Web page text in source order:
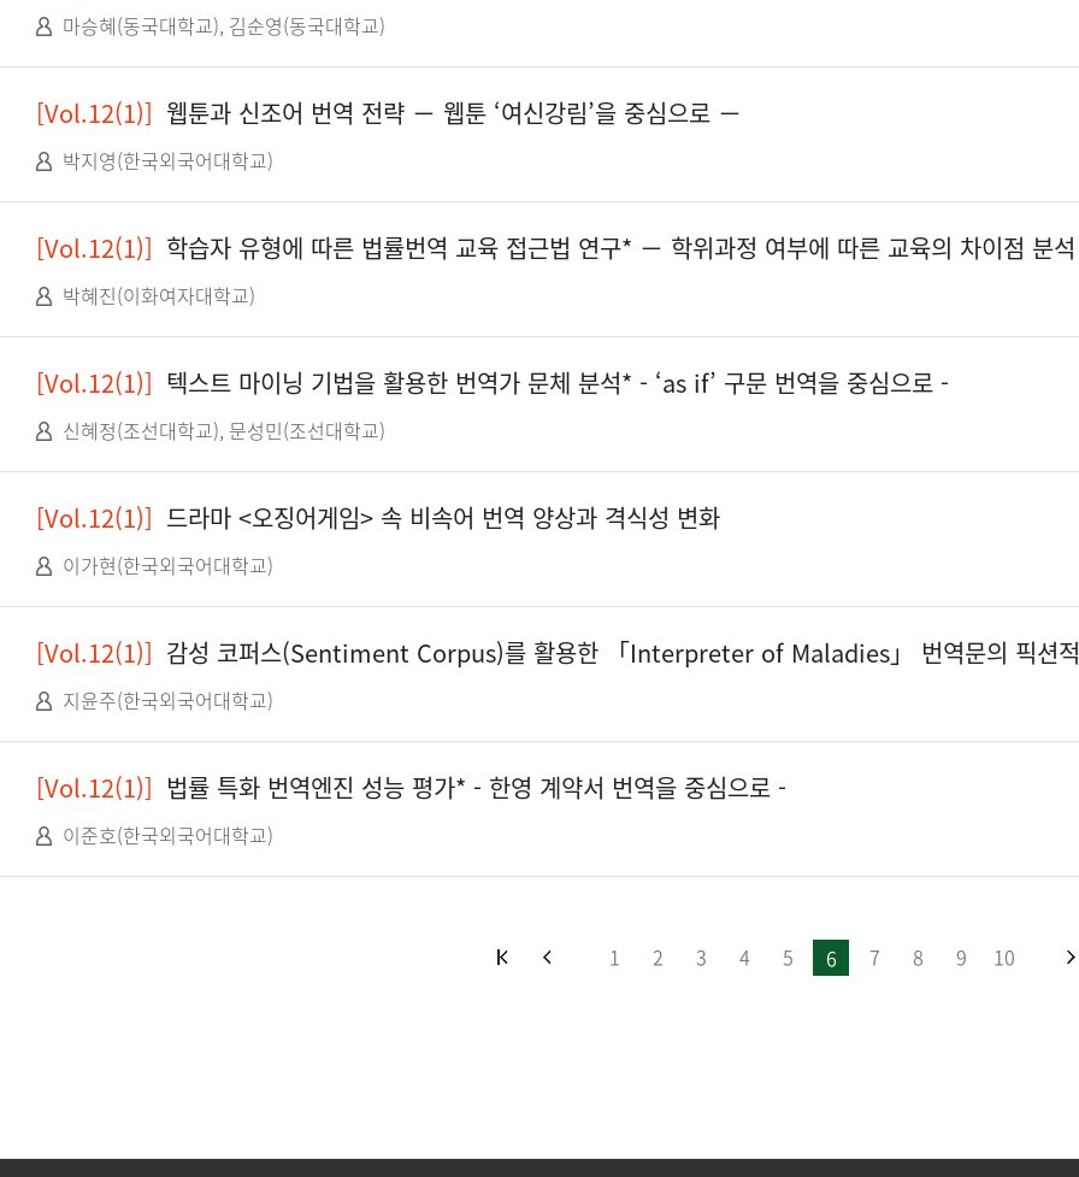
마승혜(동국대학교), 김순영(동국대학교)
[Vol.12(1)] 웹툰과 신조어 번역 전략 － 웹툰 ‘여신강림’을 중심으로 －
박지영(한국외국어대학교)
[Vol.12(1)] 학습자 유형에 따른 법률번역 교육 접근법 연구* － 학위과정 여부에 따른 교육의 차이점 분
박혜진(이화여자대학교)
[Vol.12(1)] 텍스트 마이닝 기법을 활용한 번역가 문체 분석* - ‘as if’ 구문 번역을 중심으로 -
신혜정(조선대학교), 문성민(조선대학교)
[Vol.12(1)] 드라마 <오징어게임> 속 비속어 번역 양상과 격식성 변화
이가현(한국외국어대학교)
[Vol.12(1)] 감성 코퍼스(Sentiment Corpus)를 활용한 「Interpreter of Maladies」 번역문의 픽션적 전환(Fictional turn) 연구
지윤주(한국외국어대학교)
[Vol.12(1)] 법률 특화 번역엔진 성능 평가* - 한영 계약서 번역을 중심으로 -
이준호(한국외국어대학교)
1 2 3 4 5 6 7 8 9 10